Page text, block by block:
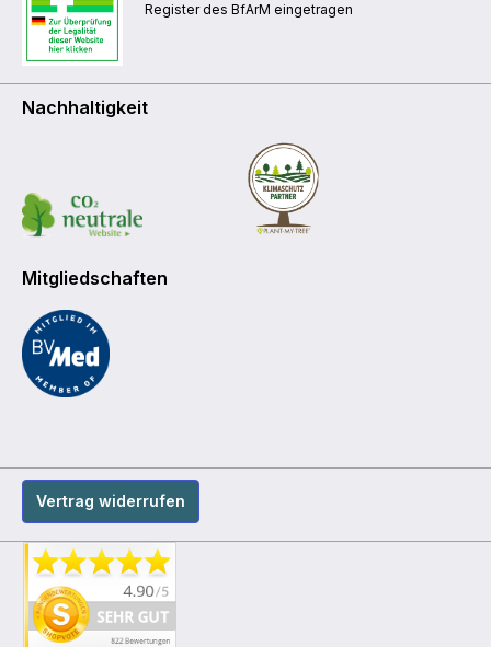
Register des BfArM eingetragen
Nachhaltigkeit
Mitgliedschaften
Vertrag widerrufen